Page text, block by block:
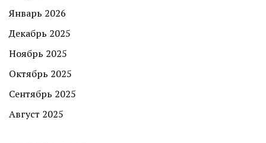
Январь 2026
Декабрь 2025
Ноябрь 2025
Октябрь 2025
Сентябрь 2025
Август 2025